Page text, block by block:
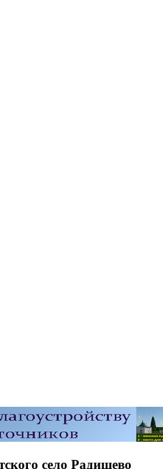
село Радищево